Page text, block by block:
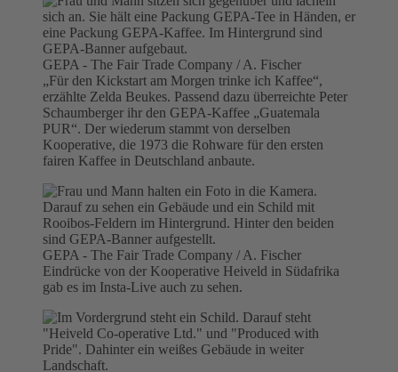
GEPA - The Fair Trade Company / A. Fischer
„Für den Kickstart am Morgen trinke ich Kaffee“,
erzählte Zelda Beukes. Passend dazu überreichte Peter
Schaumberger ihr den GEPA-Kaffee „Guatemala
PUR“. Der wiederum stammt von derselben
Kooperative, die 1973 die Rohware für den ersten
fairen Kaffee in Deutschland anbaute.
GEPA - The Fair Trade Company / A. Fischer
Eindrücke von der Kooperative Heiveld in Südafrika
gab es im Insta-Live auch zu sehen.